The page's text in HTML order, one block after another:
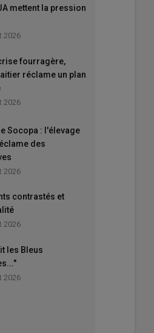
mettent la pression
2026
fourragère,
réclame un plan
2026
Socopa : l'élevage
des
2026
contrastés et
2026
les Bleus
2026